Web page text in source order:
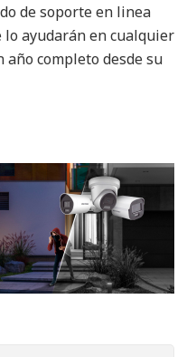
de soporte en linea
lo ayudarán en cualquier
completo desde su